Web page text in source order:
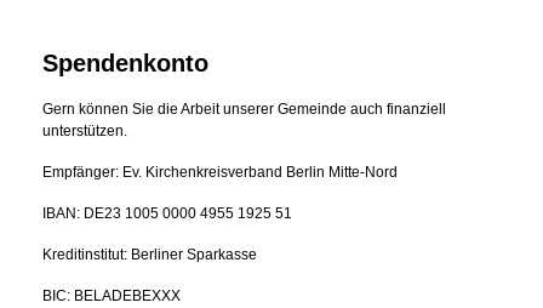
Spendenkonto
Gern können Sie die Arbeit unserer Gemeinde auch finanziell
unterstützen.
Empfänger: Ev. Kirchenkreisverband Berlin Mitte-Nord
IBAN: DE23 1005 0000 4955 1925 51
Kreditinstitut: Berliner Sparkasse
BIC: BELADEBEXXX